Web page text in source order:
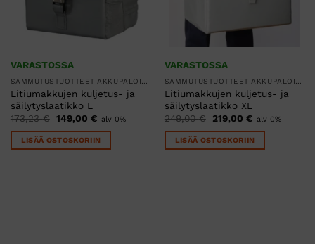
VARASTOSSA
Litiumakkujen kuljetus- ja
säilytyslaatikko L
173,23€ Alkuperäinen
hinta
oli:
173,23 €.
149,00 €Nykyinen
on:
149,00 €.
alv 0%
LISÄÄ OSTOSKORIIN
VARASTOSSA
Litiumakkujen kuljetus- ja
säilytyslaatikko XL
249,00€ Alkuperäinen
hinta
oli:
249,00 €.
219,00 €Nykyinen
on:
219,00 €.
alv 0%
LISÄÄ OSTOSKORIIN